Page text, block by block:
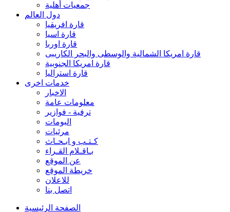
جمعيات أهلية
دول العالم
قارة افريقيا
قارة اسيا
قارة اوربا
قارة امريكا الشمالية والوسطى والبحر الكاريبى
قارة امريكا الجنوبية
قارة استراليا
خدمات اخرى
الاخبار
معلومات عامة
ترفية - فوازير
البومات
مرئيات
كـتـب و ابـحـاث
بـاقـلام القـراء
عن الموقع
خريطة الموقع
للاعلان
اتصل بنا
الصفحة الرئيسية